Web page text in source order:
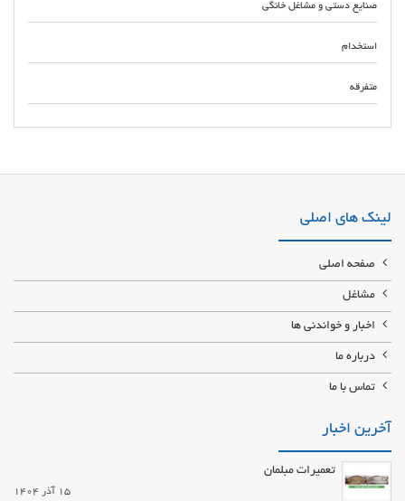
صنایع دستی و مشاغل خانگی
استخدام
متفرقه
ساخته ، پنجره upvc دو جداره ، سیمان فله و پاکت ، شن و ماسه شهریار ، تیرچه
لینک های اصلی
صفحه اصلی
مشاغل
اخبار و خواندنی ها
درباره ما
تماس با ما
آخرین اخبار
تعمیرات مبلمان
15 آذر 1404